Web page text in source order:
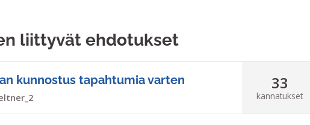
liittyvät ehdotukset
kunnostus tapahtumia varten 33
kannatukset